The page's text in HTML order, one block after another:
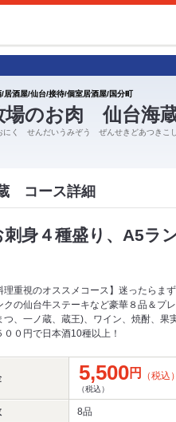
酒屋/仙台/接待/個室居酒屋/国分町
場のお肉 仙台海
にく せんだいうみぞう ぜんせきどあつきこ
コース詳細
刺身４種盛り、A5
理重視のオススメコース】迷ったらま
クの仙台牛ステーキなど豪華８品＆プ
つ、一ノ蔵、蔵王)、ワイン、焼酎、果
０円で日本酒10種以上！
5,500円 （税込）
（税込）
8品